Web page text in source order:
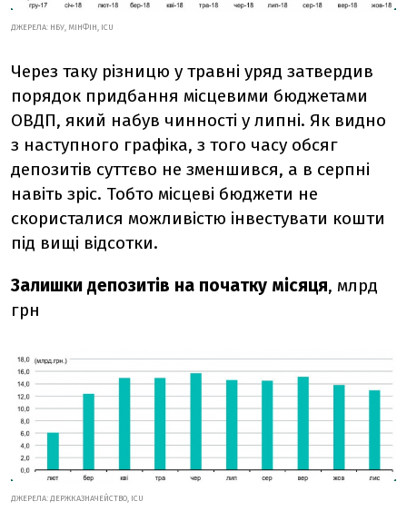
ДЖЕРЕЛА: НБУ, МІНФІН, ICU
Через таку різницю у травні уряд затвердив
порядок придбання місцевими бюджетами
ОВДП, який набув чинності у липні. Як видно
з наступного графіка, з того часу обсяг
депозитів суттєво не зменшився, а в серпні
навіть зріс. Тобто місцеві бюджети не
скористалися можливістю інвестувати кошти
під вищі відсотки.
Залишки депозитів на початку місяця, млрд
грн
ДЖЕРЕЛА: ДЕРЖКАЗНАЧЕЙСТВО, ICU